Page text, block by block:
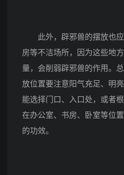
此外，辟邪兽的摆放也应
房等不洁场所，因为这些地
量，会削弱辟邪兽的作用。
放位置要注意阳气充足、明
能选择门口、入口处，或者
在办公室、书房、卧室等位
的功效。